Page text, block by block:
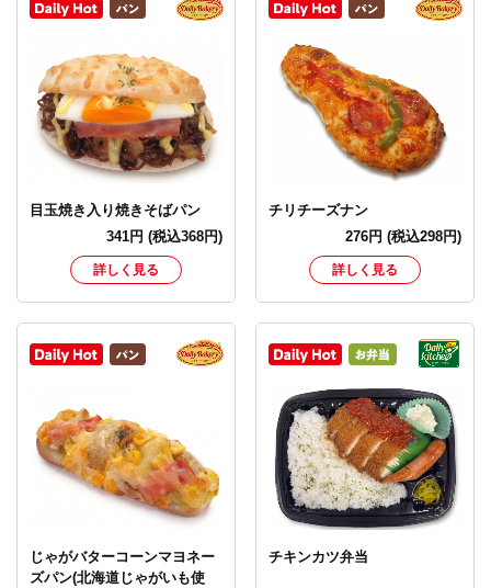
目玉焼き入り焼きそばパン
341円(税込368円)
詳しく見る
チリチーズナン
276円(税込298円)
詳しく見る
じゃがバターコーンマヨネー
ズパン(北海道じゃがいも使
チキンカツ弁当